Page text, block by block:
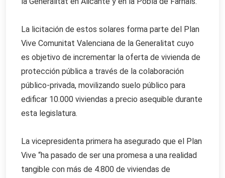
La licitación de estos solares forma parte del Plan
Vive Comunitat Valenciana de la Generalitat cuyo
es objetivo de incrementar la oferta de vivienda de
protección pública a través de la colaboración
público-privada, movilizando suelo público para
edificar 10.000 viviendas a precio asequible durante
esta legislatura.
La vicepresidenta primera ha asegurado que el Plan
Vive “ha pasado de ser una promesa a una realidad
tangible con más de 4.800 de viviendas de